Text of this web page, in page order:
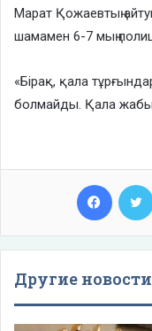
Марат Қожаевтың
шамамен 6-7 мың
«Бірақ, қала
болмайды. Қала
Другие новости